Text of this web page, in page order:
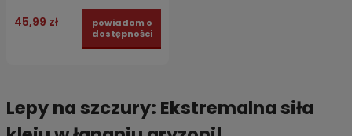
45,99 zł
powiadom o
dostępności
Lepy na szczury: Ekstremalna siła